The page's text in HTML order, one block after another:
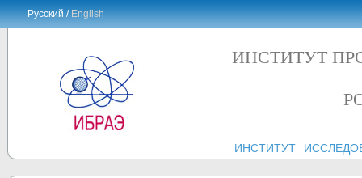
Русский /English
ИНСТИТУТ
ИНСТИТУТ